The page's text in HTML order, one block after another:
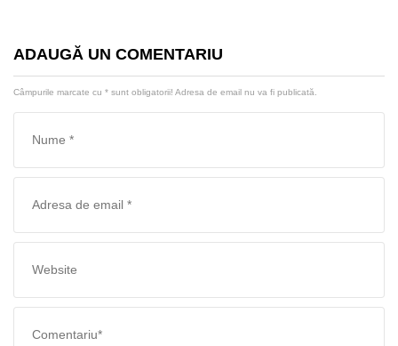
ADAUGĂ UN COMENTARIU
Câmpurile marcate cu * sunt obligatorii! Adresa de email nu va fi publicată.